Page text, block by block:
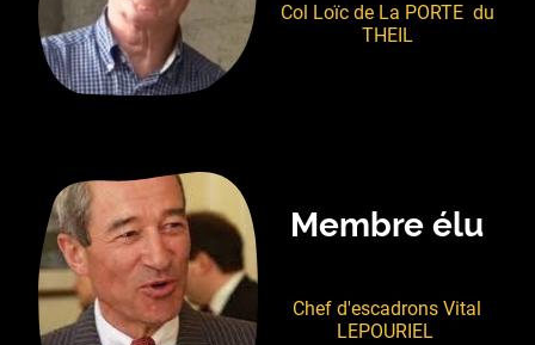
Col Loïc de La PORTE du
THEIL
Membre élu
Chef d'escadrons Vital
LEPOURIEL